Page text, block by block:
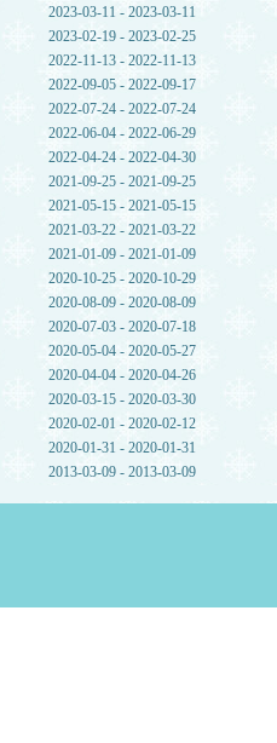
2023-03-11 - 2023-03-11
2023-02-19 - 2023-02-25
2022-11-13 - 2022-11-13
2022-09-05 - 2022-09-17
2022-07-24 - 2022-07-24
2022-06-04 - 2022-06-29
2022-04-24 - 2022-04-30
2021-09-25 - 2021-09-25
2021-05-15 - 2021-05-15
2021-03-22 - 2021-03-22
2021-01-09 - 2021-01-09
2020-10-25 - 2020-10-29
2020-08-09 - 2020-08-09
2020-07-03 - 2020-07-18
2020-05-04 - 2020-05-27
2020-04-04 - 2020-04-26
2020-03-15 - 2020-03-30
2020-02-01 - 2020-02-12
2020-01-31 - 2020-01-31
2013-03-09 - 2013-03-09